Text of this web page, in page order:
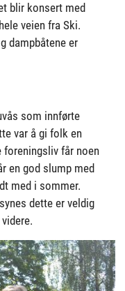
blir konsert med
veien fra Ski.
dampbåtene er
som innførte
var å gi folk en
foreningsliv får noen
en god slump med
med i sommer.
dette er veldig